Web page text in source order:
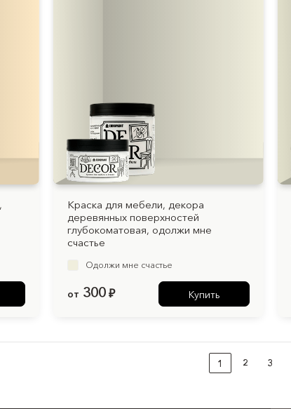
Краска для мебели, декора
деревянных поверхностей
глубокоматовая, одолжи мне
счастье
Одолжи мне счастье
от 300 ₽ Купить
1 2 3